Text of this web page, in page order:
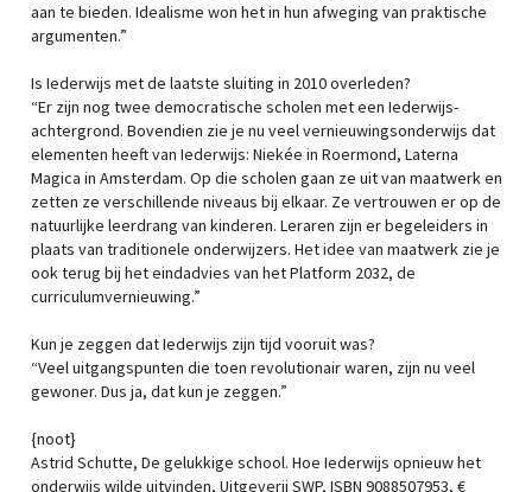
aan te bieden. Idealisme won het in hun afweging van praktische
argumenten.”
Is Iederwijs met de laatste sluiting in 2010 overleden?
“Er zijn nog twee democratische scholen met een Iederwijs-
achtergrond. Bovendien zie je nu veel vernieuwingsonderwijs dat
elementen heeft van Iederwijs: Niekée in Roermond, Laterna
Magica in Amsterdam. Op die scholen gaan ze uit van maatwerk en
zetten ze verschillende niveaus bij elkaar. Ze vertrouwen er op de
natuurlijke leerdrang van kinderen. Leraren zijn er begeleiders in
plaats van traditionele onderwijzers. Het idee van maatwerk zie je
ook terug bij het eindadvies van het Platform 2032, de
curriculumvernieuwing.”
Kun je zeggen dat Iederwijs zijn tijd vooruit was?
“Veel uitgangspunten die toen revolutionair waren, zijn nu veel
gewoner. Dus ja, dat kun je zeggen.”
{noot}
Astrid Schutte, De gelukkige school. Hoe Iederwijs opnieuw het
onderwijs wilde uitvinden, Uitgeverij SWP, ISBN 9088507953, €